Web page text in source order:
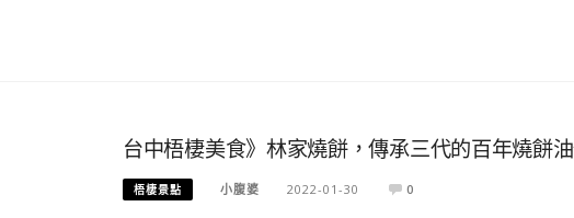
台中梧棲美食》林家燒餅，傳承三代的百年燒餅
梧棲景點 小腹婆 2022-01-30 0